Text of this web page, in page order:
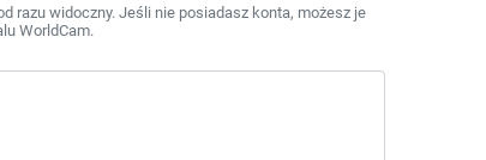
razu widoczny. Jeśli nie posiadasz konta, możesz je
WorldCam.